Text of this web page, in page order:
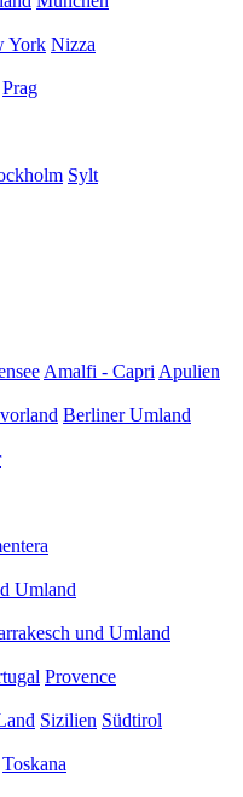
York Nizza
Prag
Sylt
Amalfi - Capri Apulien
Berliner Umland
Umland
und Umland
Provence
Sizilien Südtirol
Toskana